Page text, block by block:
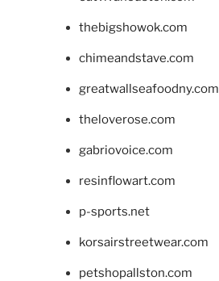
thebigshowok.com
chimeandstave.com
greatwallseafoodny.com
theloverose.com
gabriovoice.com
resinflowart.com
p-sports.net
korsairstreetwear.com
petshopallston.com